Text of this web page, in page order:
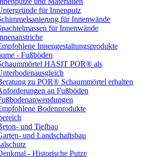
für Innenputz
für Innenwände
für Innenwände
Innengestaltungsprodukte
- Fußböden
HASIT POR® als
zu POR® Schaummörtel erhalten
an Fußböden
Bodenprodukte
und Tiefbau
und Landschaftsbau
- Historische Putze